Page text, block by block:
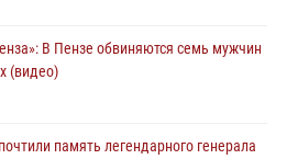
В Пензе обвиняются семь мужчин
(видео)
память легендарного генерала